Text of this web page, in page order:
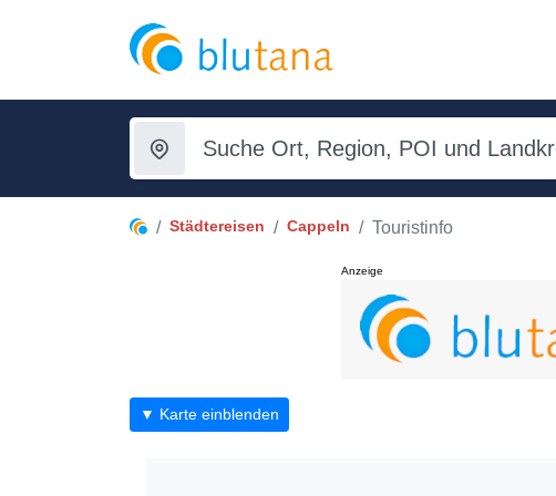
Städtereisen Cappeln Touristinfo
Anzeige
▼ Karte einblenden